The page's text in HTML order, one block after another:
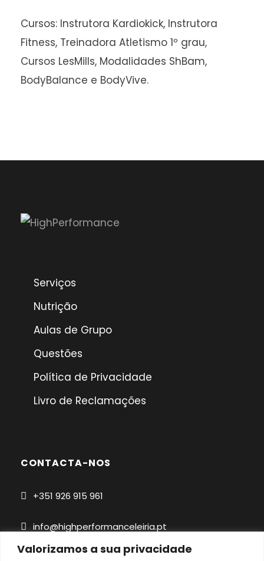
Valorizamos a sua privacidade
Cursos: Instrutora Kardiokick, Instrutora
Fitness, Treinadora Atletismo 1º grau,
Cursos LesMills, Modalidades ShBam,
BodyBalance e BodyVive.
Serviços
Nutrição
Aulas de Grupo
Questões
Política de Privacidade
Livro de Reclamações
CONTACTA-NOS
+351 926 915 961
info@highperformanceleiria.pt